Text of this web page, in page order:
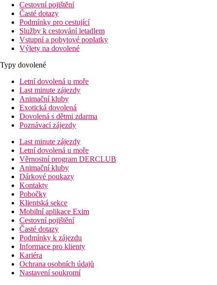
Cestovní pojištění
Časté dotazy
Podmínky pro cestující
Služby k cestování letadlem
Vstupní a pobytové poplatky
Výlety na dovolené
Typy dovolené
Letní dovolená u moře
Last minute zájezdy
Animační kluby
Exotická dovolená
Dovolená s dětmi zdarma
Poznávací zájezdy
Last minute zájezdy
Letní dovolená u moře
Věrnostní program DERCLUB
Animační kluby
Dárkové poukazy
Kontakty
Pobočky
Klientská sekce
Mobilní aplikace Exim
Cestovní pojištění
Časté dotazy
Podmínky k zájezdu
Informace pro klienty
Kariéra
Ochrana osobních údajů
Nastavení soukromí